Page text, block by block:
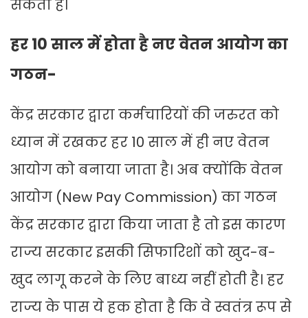
सकता है।
हर 10 साल में होता है नए वेतन आयोग का
गठन-
केंद्र सरकार द्वारा कर्मचारियों की जरुरत को
ध्यान में रखकर हर 10 साल में ही नए वेतन
आयोग को बनाया जाता है। अब क्योंकि वेतन
आयोग (New Pay Commission) का गठन
केंद्र सरकार द्वारा किया जाता है तो इस कारण
राज्य सरकार इसकी सिफारिशों को खुद-ब-
खुद लागू करने के लिए बाध्य नहीं होती है। हर
राज्य के पास ये हक होता है कि वे स्वतंत्र रूप से